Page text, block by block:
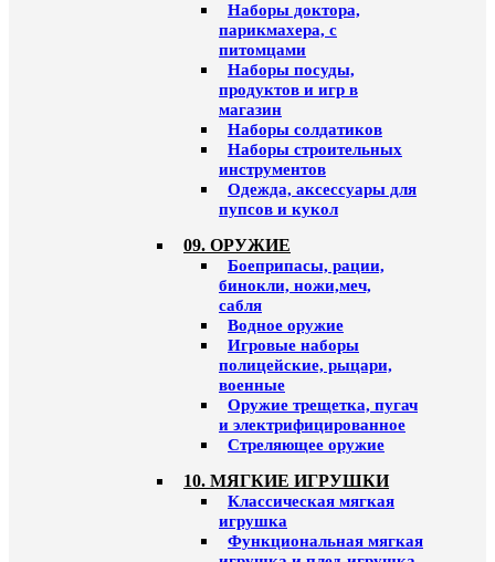
Наборы доктора,
парикмахера, с
питомцами
Наборы посуды,
продуктов и игр в
магазин
Наборы солдатиков
Наборы строительных
инструментов
Одежда, аксессуары для
пупсов и кукол
09. ОРУЖИЕ
Боеприпасы, рации,
бинокли, ножи,меч,
сабля
Водное оружие
Игровые наборы
полицейские, рыцари,
военные
Оружие трещетка, пугач
и электрифицированное
Стреляющее оружие
10. МЯГКИЕ ИГРУШКИ
Классическая мягкая
игрушка
Функциональная мягкая